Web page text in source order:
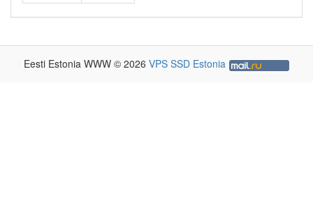
Eesti Estonia WWW © 2026 VPS SSD Estonia